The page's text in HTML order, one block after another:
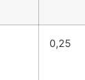
0,25